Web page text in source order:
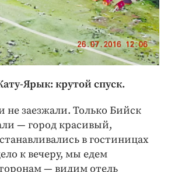
Ярык: крутой спуск.
не заезжали. Только Бийск
— город красивый,
в гостиницах
к вечеру, мы едем
— видим отель